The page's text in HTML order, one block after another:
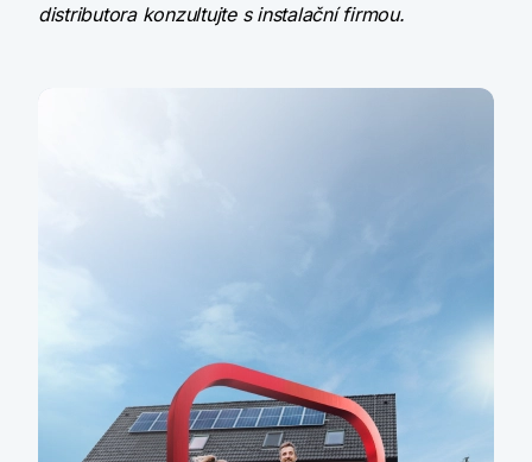
distributora konzultujte s instalační firmou.